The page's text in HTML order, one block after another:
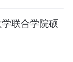
联合学院硕